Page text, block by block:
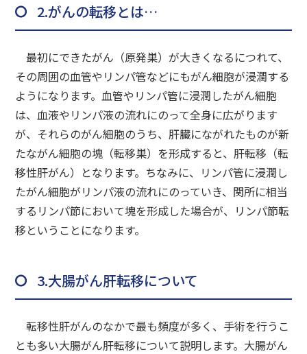
2.がんの転移とは…
最初にできたがん（原発巣）が大きくなるにつれて、
その周囲の血管やリンパ管などにもがん細胞が浸潤する
ようになります。血管やリンパ管に浸潤したがん細胞
は、血液やリンパ液の流れにのって全身に広がります
が、それらのがん細胞のうち、肝臓にながれたものが新
たながん細胞の塊（転移巣）を形成すると、肝転移（転
移性肝がん）となります。ちなみに、リンパ管に浸潤し
たがん細胞がリンパ液の流れにのっていき、関所に相当
するリンパ節において塊を形成した場合が、リンパ節転
移ということになります。
3.大腸がん肝転移について
転移性肝がんのなかで最も頻度が多く、手術を行うこ
とも多い大腸がん肝転移について説明します。大腸がん